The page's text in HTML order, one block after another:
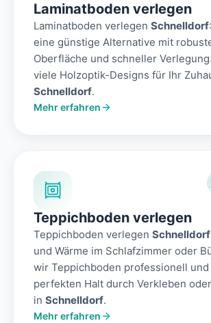
Laminatboden verlegen
Laminatboden verlegen Schnelldorf
eine günstige Alternative mit
Oberfläche und schneller
viele Holzoptik-Designs für Ihr
Schnelldorf.
Mehr erfahren
Teppichboden verlegen
Teppichboden verlegen Schnelldorf
und Wärme im Schlafzimmer oder
wir Teppichboden professionell
perfekten Halt durch Verkleben
in Schnelldorf.
Mehr erfahren